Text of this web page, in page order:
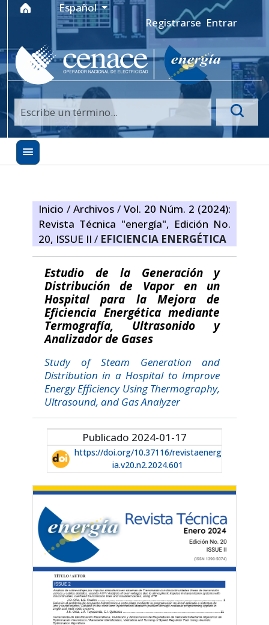
Ir al menú de navegación principal
Ir al contenido principal
Ir al pie de página del sitio
Idioma
Español
Registrarse Entrar
Inicio / Archivos / Vol. 20 Núm. 2 (2024):
Revista Técnica "energía", Edición No.
20, ISSUE II / EFICIENCIA ENERGÉTICA
Estudio de la Generación y
Distribución de Vapor en un
Hospital para la Mejora de
Eficiencia Energética mediante
Termografía, Ultrasonido y
Analizador de Gases
Study of Steam Generation and
Distribution in a Hospital to Improve
Energy Efficiency Using Thermography,
Ultrasound, and Gas Analyzer
Publicado 2024-01-17
https://doi.org/10.37116/revistaenerg
ia.v20.n2.2024.601